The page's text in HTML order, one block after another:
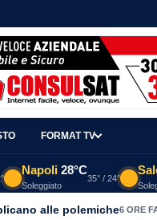
FORMAT TV
Napoli 28°C
Soleggiato
35° / 24°
alle polemiche6 ORE